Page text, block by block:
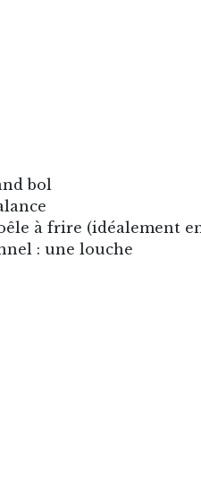
bol
à frire (idéalement
: une louche